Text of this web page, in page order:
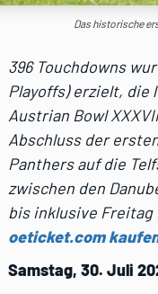
Das historische
396 Touchdowns
Playoffs) erzielt, die
Austrian Bowl
Abschluss der
Panthers auf die
zwischen den
bis inklusive
oeticket.com
Samstag, 30. Juli